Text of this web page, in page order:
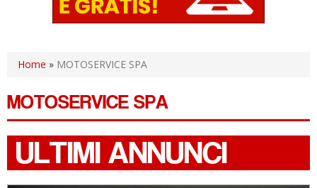
Home » MOTOSERVICE SPA
MOTOSERVICE SPA
ULTIMI ANNUNCI